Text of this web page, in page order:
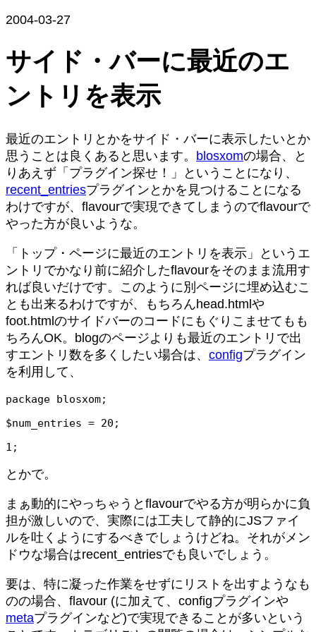
2004-03-27
サイド・バーに最近のエ
ントリを表示
最近のエントリとかをサイド・バーに表示したいとか
思うことは良くあると思います。 blosxomの場合、と
りあえず「プラグイン探せ！」ということになり、
recent_entriesプラグインとかを見つけることになる
わけですが、flavourで実現できてしまうのでflavourで
やった方が良いような。
「トップ・ページに最近のエントリを表示」というエ
ントリでかなり前に紹介したflavourをそのまま流用す
れば良いだけです。このように別ページに埋め込むこ
とも出来るわけですが、もちろんhead.htmlや
foot.htmlのサイドバーのコードにもぐりこませてもも
ちろんOK。blogのページよりも最近のエントリで出
すエントリ数を多くしたい場合は、 configプラグイン
を利用して、
package blosxom;
$num_entries = 20;
1;
とかで。
まぁ動的にやっちゃうとflavourでやる方が明らかに負
担が激しいので、実際には工夫して静的にJSファイ
ルを吐くようにするべきでしょうけどね。それがメン
ドウな場合はrecent_entriesでも良いでしょう。
要は、特に凝った作業をせずにリストを出すようなも
のの場合、flavour (に加えて、configプラグインや
metaプラグインなど)で実現できることが多いという